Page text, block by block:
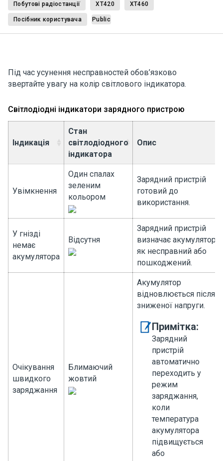
Побутові радіостанції XT420 XT460
Посібник користувача Public
Під час усунення несправностей обов’язково
звертайте увагу на колір світлового індикатора.
Світлодіодні індикатори зарядного пристрою
Індикація
Стан
світлодіодного
індикатора
Опис
Увімкнення
Один спалах
зеленим
кольором
Зарядний пристрій
готовий до
використання.
У гнізді
немає
акумулятора
Відсутня
Зарядний пристрій
визначає акумулятор
як несправний або
пошкоджений.
Очікування
швидкого
заряджання
Блимаючий
жовтий
Акумулятор
відновлюється після
зниженої напруги.
Примітка:
Зарядний
пристрій
автоматично
переходить у
режим
заряджання,
коли
температура
акумулятора
підвищується
або